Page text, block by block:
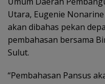
Utara, Eugenie
akan dibahas pekan
pembahasan bersama
Sulut.
“Pembahasan Pansus